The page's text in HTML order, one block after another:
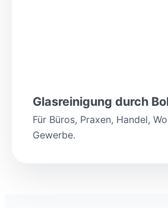
Glasreinigung durch
Für Büros, Praxen, Handel,
Gewerbe.